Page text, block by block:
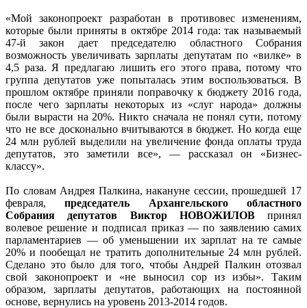
«Мой законопроект разработан в противовес изменениям,
которые были приняты в октябре 2014 года: так называемый
47-й закон дает председателю областного Собрания
возможность увеличивать зарплаты депутатам по «вилке» в
4,5 раза. Я предлагаю лишить его этого права, потому что
группа депутатов уже попыталась этим воспользоваться. В
прошлом октябре приняли поправочку к бюджету 2016 года,
после чего зарплаты некоторых из «слуг народа» должны
были вырасти на 20%. Никто сначала не понял сути, потому
что не все досконально вчитываются в бюджет. Но когда еще
24 млн рублей выделили на увеличение фонда оплаты труда
депутатов, это заметили все», — рассказал он «Бизнес-
классу».
По словам Андрея Палкина, накануне сессии, прошедшей 17
февраля,председатель Архангельского областного
Собрания депутатов Виктор НОВОЖИЛОВпринял
волевое решение и подписал приказ — по заявлению самих
парламентариев — об уменьшении их зарплат на те самые
20% и пообещал не тратить дополнительные 24 млн рублей.
Сделано это было для того, чтобы Андрей Палкин отозвал
свой законопроект и «не выносил сор из избы». Таким
образом, зарплаты депутатов, работающих на постоянной
основе, вернулись на уровень 2013-2014 годов.